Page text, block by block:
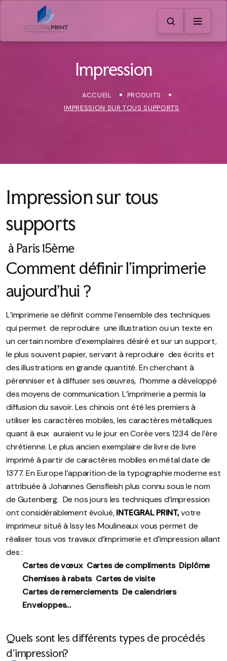
Impression
ACCUEIL
PRODUITS
IMPRESSION SUR TOUS SUPPORTS
Impression sur tous
supports
à Paris 15ème
Comment définir l’imprimerie
aujourd’hui ?
L’imprimerie se définit comme l’ensemble des techniques
qui permet de reproduire une illustration ou un texte en
un certain nombre d’exemplaires désiré et sur un support,
le plus souvent papier, servant à reproduire des écrits et
des illustrations en grande quantité. En cherchant à
pérenniser et à diffuser ses œuvres, l’homme a développé
des moyens de communication. L’imprimerie a permis la
diffusion du savoir. Les chinois ont été les premiers à
utiliser les caractères mobiles, les caractères métalliques
quant à eux auraient vu le jour en Corée vers 1234 de l’ère
chrétienne. Le plus ancien exemplaire de livre de livre
imprimé à partir de caractères mobiles en métal date de
1377. En Europe l’apparition de la typographie moderne est
attribuée à Johannes Gensfleish plus connu sous le nom
de Gutenberg. De nos jours les techniques d’impression
ont considérablement évolué,INTEGRAL PRINT,votre
imprimeur situé à Issy les Moulineaux vous permet de
réaliser tous vos travaux d’imprimerie et d’impression allant
des :
Cartes de vœux Cartes de compliments Diplôme
Chemises à rabats Cartes de visite
Cartes de remerciements De calendriers
Enveloppes…
Quels sont les différents types de procédés
d’impression?